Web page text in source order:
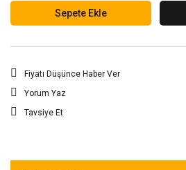
Sepete Ekle
Fiyatı Düşünce Haber Ver
Yorum Yaz
Tavsiye Et